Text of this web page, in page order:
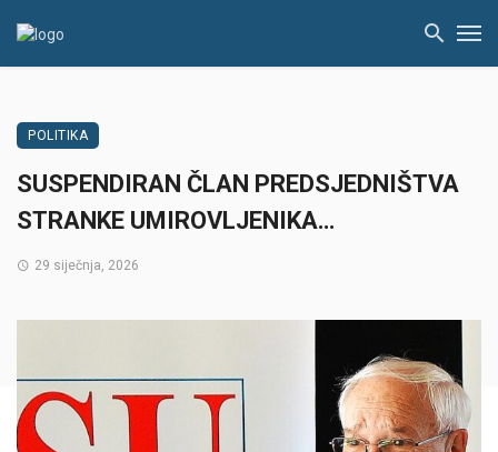
POLITIKA
SUSPENDIRAN ČLAN PREDSJEDNIŠTVA
STRANKE UMIROVLJENIKA…
29 siječnja, 2026